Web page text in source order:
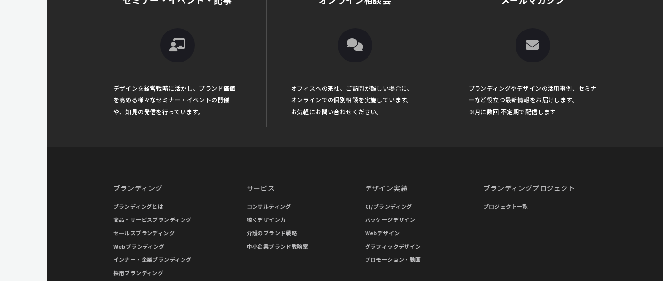
デザインを経営戦略に活かし、ブランド価値
を高める様々なセミナー・イベントの開催
や、知見の発信を行っています。
オフィスへの来社、ご訪問が難しい場合に、
オンラインでの個別相談を実施しています。
お気軽にお問い合わせください。
ブランディングやデザインの活用事例、セミナ
ーなど役立つ最新情報をお届けします。
※月に数回 不定期で配信します
ブランディング
ブランディングとは
商品・サービスブランディング
セールスブランディング
Webブランディング
インナー・企業ブランディング
採用ブランディング
サービス
コンサルティング
稼ぐデザイン力
介護のブランド戦略
中小企業ブランド戦略室
デザイン実績
CI/ブランディング
パッケージデザイン
Webデザイン
グラフィックデザイン
プロモーション・動画
ブランディングプロジェクト
プロジェクト一覧